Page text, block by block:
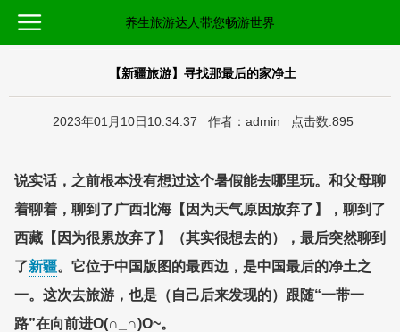
养生旅游达人带您畅游世界
【新疆旅游】寻找那最后的家净土
2023年01月10日10:34:37 作者：admin 点击数:895
说实话，之前根本没有想过这个暑假能去哪里玩。和父母聊
着聊着，聊到了广西北海【因为天气原因放弃了】，聊到了
西藏【因为很累放弃了】（其实很想去的），最后突然聊到
了新疆。它位于中国版图的最西边，是中国最后的净土之
一。这次去旅游，也是（自己后来发现的）跟随“一带一
路”在向前进O(∩_∩)O~。